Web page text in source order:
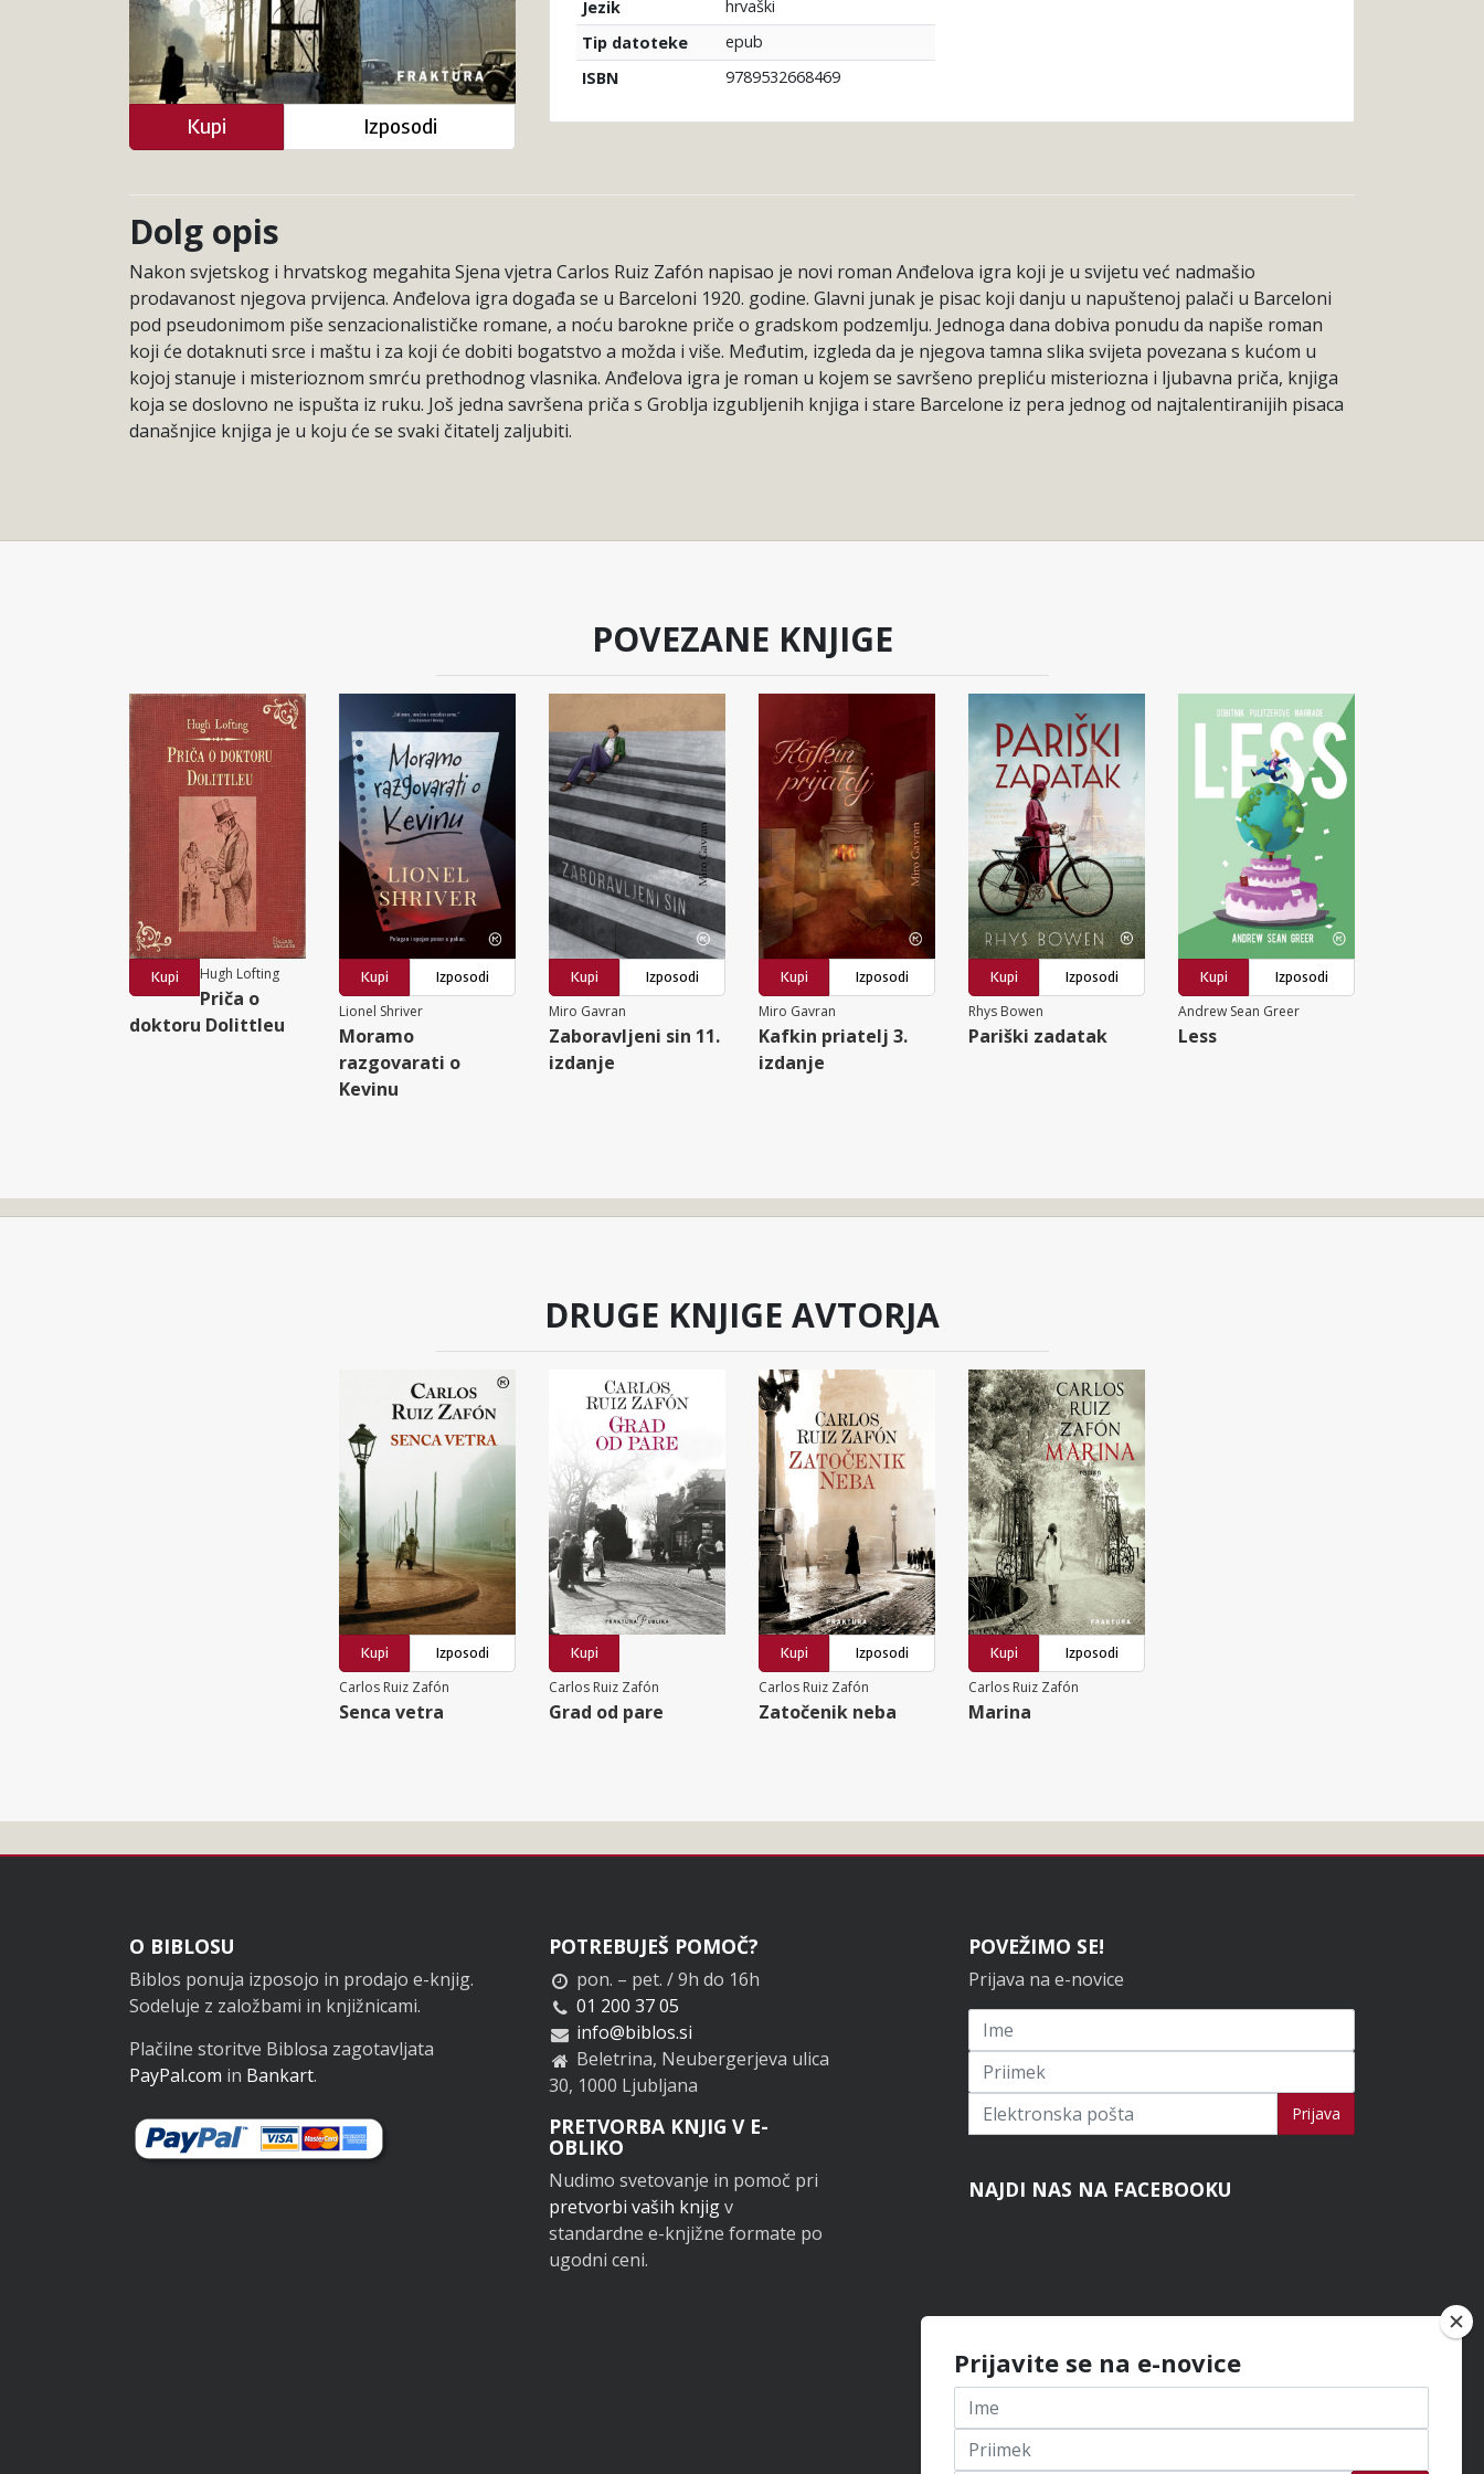
Jezik
hrvaški
Tip datoteke
epub
ISBN
9789532668469
Kupi Izposodi
Dolg opis
Nakon svjetskog i hrvatskog megahita Sjena vjetra Carlos Ruiz Zafón napisao je novi roman Anđelova igra koji je u svijetu već nadmašio
prodavanost njegova prvijenca. Anđelova igra događa se u Barceloni 1920. godine. Glavni junak je pisac koji danju u napuštenoj palači u Barceloni
pod pseudonimom piše senzacionalističke romane, a noću barokne priče o gradskom podzemlju. Jednoga dana dobiva ponudu da napiše roman
koji će dotaknuti srce i maštu i za koji će dobiti bogatstvo a možda i više. Međutim, izgleda da je njegova tamna slika svijeta povezana s kućom u
kojoj stanuje i misterioznom smrću prethodnog vlasnika. Anđelova igra je roman u kojem se savršeno prepliću misteriozna i ljubavna priča, knjiga
koja se doslovno ne ispušta iz ruku. Još jedna savršena priča s Groblja izgubljenih knjiga i stare Barcelone iz pera jednog od najtalentiranijih pisaca
današnjice knjiga je u koju će se svaki čitatelj zaljubiti.
POVEZANE KNJIGE
Kupi Hugh Lofting
Priča o
doktoru Dolittleu
Kupi
Izposodi
Lionel Shriver
Moramo
razgovarati o
Kevinu
Kupi
Izposodi
Miro Gavran
Zaboravljeni sin 11.
izdanje
Kupi
Izposodi
Miro Gavran
Kafkin priatelj 3.
izdanje
Kupi
Izposodi
Rhys Bowen
Pariški zadatak
Kupi
Izposodi
Andrew Sean Greer
Less
DRUGE KNJIGE AVTORJA
Kupi
Izposodi
Carlos Ruiz Zafón
Senca vetra
Kupi
Carlos Ruiz Zafón
Grad od pare
Kupi
Izposodi
Carlos Ruiz Zafón
Zatočenik neba
Kupi
Izposodi
Carlos Ruiz Zafón
Marina
Noga
O BIBLOSU
Biblos ponuja izposojo in prodajo e-knjig.
Sodeluje z založbami in knjižnicami.
Plačilne storitve Biblosa zagotavljata
PayPal.com in Bankart.
POTREBUJEŠ POMOČ?
pon. – pet. / 9h do 16h
01 200 37 05
info@biblos.si
Beletrina, Neubergerjeva ulica
30, 1000 Ljubljana
PRETVORBA KNJIG V E-
OBLIKO
Nudimo svetovanje in pomoč pri
pretvorbi vaših knjigv
standardne e-knjižne formate po
ugodni ceni.
POVEŽIMO SE!
Prijava na e-novice
Prijavi se na novice Prijava
NAJDI NAS NA FACEBOOKU
Prijavite se na e-novice